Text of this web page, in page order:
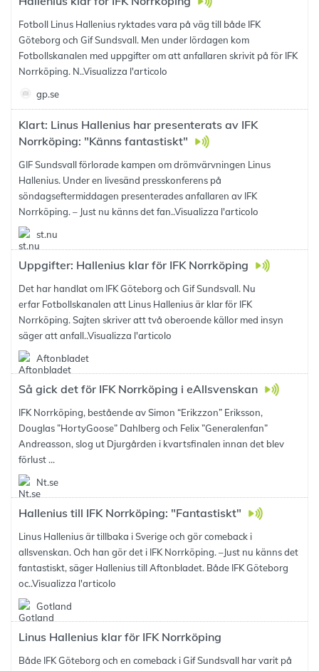
Fotboll Linus Hallenius ryktades vara på väg till både IFK
Göteborg och Gif Sundsvall. Men under lördagen kom
Fotbollskanalen med uppgifter om att anfallaren skrivit på för IFK
Norrköping. N..Visualizza l'articolo
gp.se
Klart: Linus Hallenius har presenterats av IFK
Norrköping: "Känns fantastiskt"
GIF Sundsvall förlorade kampen om drömvärvningen Linus
Hallenius. Under en livesänd presskonferens på
söndagseftermiddagen presenterades anfallaren av IFK
Norrköping. – Just nu känns det fan..Visualizza l'articolo
st.nu
Uppgifter: Hallenius klar för IFK Norrköping
Det har handlat om IFK Göteborg och Gif Sundsvall. Nu
erfar Fotbollskanalen att Linus Hallenius är klar för IFK
Norrköping. Sajten skriver att två oberoende källor med insyn
säger att anfall..Visualizza l'articolo
Aftonbladet
Så gick det för IFK Norrköping i eAllsvenskan
IFK Norrköping, bestående av Simon “Erikzzon” Eriksson,
Douglas ”HortyGoose” Dahlberg och Felix ”Generalenfan”
Andreasson, slog ut Djurgården i kvartsfinalen innan det blev
förlust ...
Nt.se
Hallenius till IFK Norrköping: "Fantastiskt"
Linus Hallenius är tillbaka i Sverige och gör comeback i
allsvenskan. Och han gör det i IFK Norrköping. –Just nu känns det
fantastiskt, säger Hallenius till Aftonbladet. Både IFK Göteborg
oc..Visualizza l'articolo
Gotland
Linus Hallenius klar för IFK Norrköping
Både IFK Göteborg och en comeback i Gif Sundsvall har varit på